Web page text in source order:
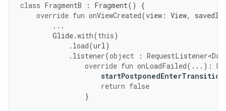
class FragmentB : Fragment()
{
override fun onViewCreated(view : View,
...
Glide.with(this)
. load(url)
. listener(object :
override fun onLoadFailed(...):
startPostponedEnterTransition
return false
}